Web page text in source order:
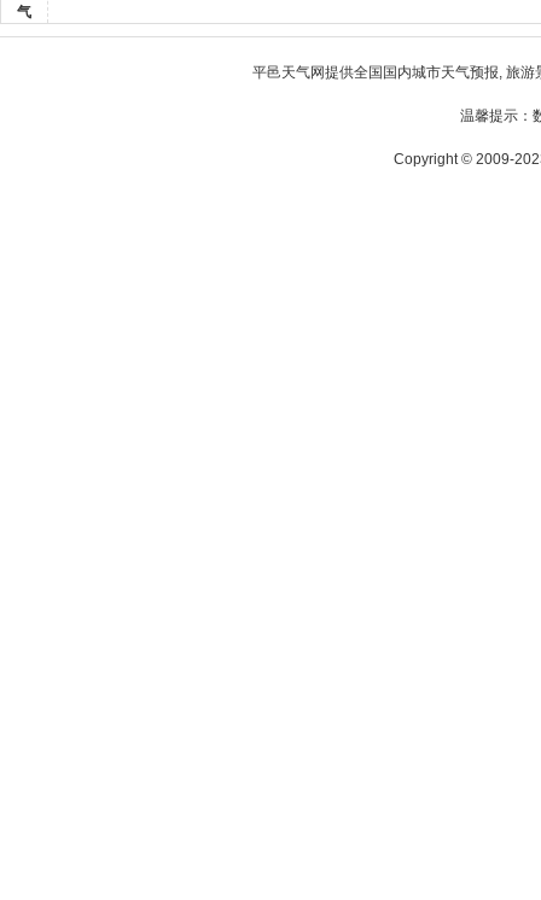
气
平邑天气网提供全国国内城市天气预报, 旅游
温馨提示：
Copyright © 2009-